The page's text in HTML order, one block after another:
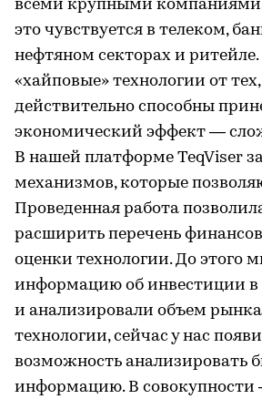
всеми крупными компаниями,
это чувствуется в телеком,
нефтяном секторах и
«хайповые» технологии от
действительно способны
экономический эффект —
В нашей платформе TeqViser
механизмов, которые
Проведенная работа
расширить перечень
оценки технологии. До этого
информацию об инвестиции в
и анализировали объем
технологии, сейчас у нас
возможность анализировать
информацию. В совокупности